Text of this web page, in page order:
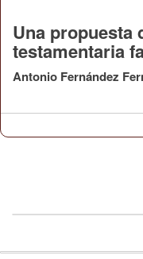
Una propuesta
testamentaria
Antonio Fernández